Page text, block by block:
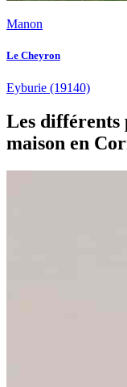
Manon
Le Cheyron
Eyburie (19140)
Les différents
maison en